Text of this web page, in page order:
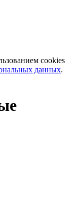
cookies
данных.